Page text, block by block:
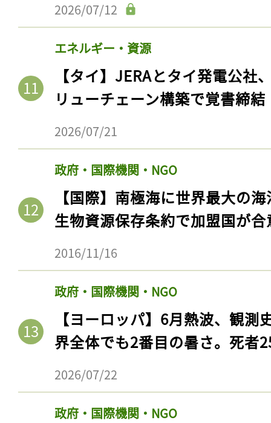
2026/07/12
エネルギー・資源
【タイ】JERAとタイ発電公社
リューチェーン構築で覚書締結
2026/07/21
政府・国際機関・NGO
【国際】南極海に世界最大の
生物資源保存条約で加盟国が合
2016/11/16
政府・国際機関・NGO
【ヨーロッパ】6月熱波、観
界全体でも2番目の暑さ。死者
2026/07/22
政府・国際機関・NGO
記事をお気に入りに
ログインが必